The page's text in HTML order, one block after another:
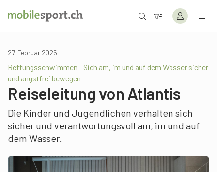
27. Februar 2025
Rettungsschwimmen - Sich am, im und auf dem Wasser sicher
und angstfrei bewegen
Reiseleitung von Atlantis
Die Kinder und Jugendlichen verhalten sich
sicher und verantwortungsvoll am, im und auf
dem Wasser.